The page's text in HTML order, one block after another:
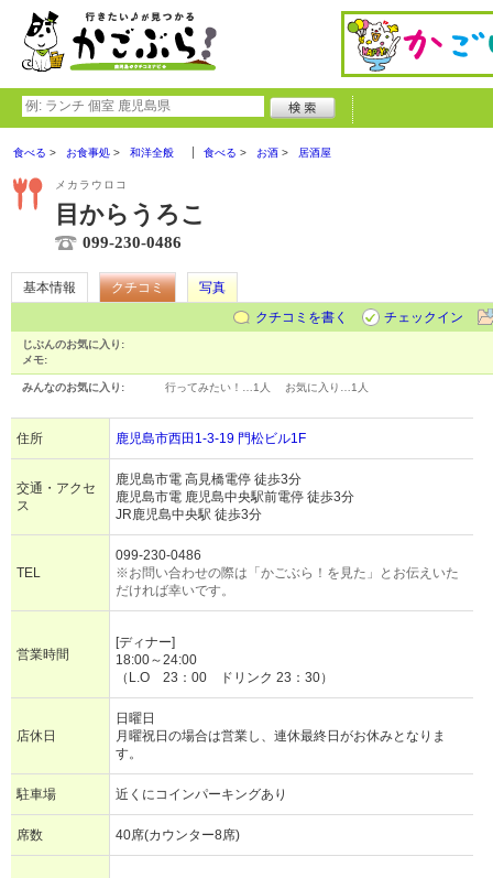
食べる お食事処 和洋全般 食べる お酒 居酒屋
メカラウロコ
目からうろこ
099-230-0486
基本情報 クチコミ
写真
クチコミを書く
チェックイン
じぶんのお気に入り:
メモ:
みんなのお気に入り: 行ってみたい！… 1人 お気に入り… 1人
住所 鹿児島市西田1-3-19 門松ビル1F
交通・アクセ
ス
鹿児島市電 高見橋電停 徒歩3分
鹿児島市電 鹿児島中央駅前電停 徒歩3分
JR鹿児島中央駅 徒歩3分
TEL
099-230-0486
※お問い合わせの際は「かごぶら！を見た」とお伝えいた
だければ幸いです。
営業時間
[ディナー]
18:00～24:00
（L.O 23：00 ドリンク 23：30）
店休日
日曜日
月曜祝日の場合は営業し、連休最終日がお休みとなりま
す。
駐車場 近くにコインパーキングあり
席数 40席(カウンター8席)